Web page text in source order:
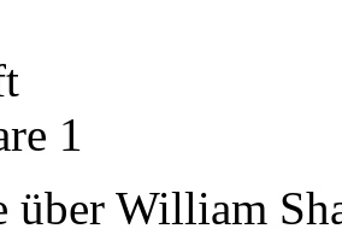
über William